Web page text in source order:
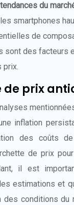
du
smartphones
de
sont des facteurs
prix.
de prix
inflation
des coûts
de prix
il est
estimations et
des conditions du